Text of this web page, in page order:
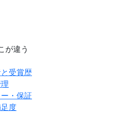
が違う
受賞歴
・保証
度